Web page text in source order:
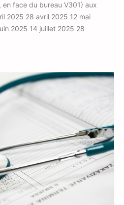
en face du bureau V301) aux
2025 28 avril 2025 12 mai
2025 14 juillet 2025 28